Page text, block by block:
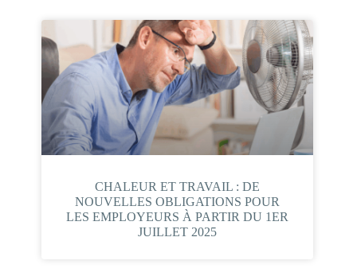
CHALEUR ET TRAVAIL : DE
NOUVELLES OBLIGATIONS POUR
LES EMPLOYEURS À PARTIR DU 1ER
JUILLET 2025